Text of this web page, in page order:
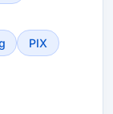
PIX